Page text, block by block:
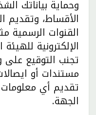
وحماية بياناتك
الأقساط، وتقديم
القنوات الرسمية
الإلكترونية للهيئة
تجنب التوقيع
مستندات أو
تقديم أي
الجهة.